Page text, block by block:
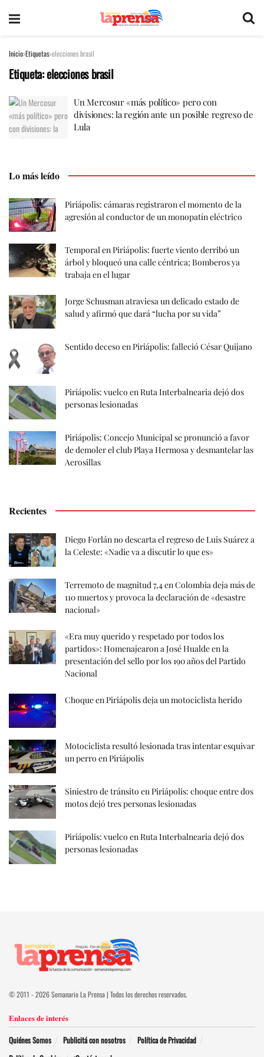
Inicio Etiquetas elecciones brasil
Etiqueta:elecciones brasil
Un Mercosur «más político» pero con
divisiones: la región ante un posible regreso de
Lula
Lo más leído
Piriápolis: cámaras registraron el momento de la
agresión al conductor de un monopatín eléctrico
Temporal en Piriápolis: fuerte viento derribó un
árbol y bloqueó una calle céntrica; Bomberos ya
trabaja en el lugar
Jorge Schusman atraviesa un delicado estado de
salud y afirmó que dará “lucha por su vida”
Sentido deceso en Piriápolis: falleció César Quijano
Piriápolis: vuelco en Ruta Interbalnearia dejó dos
personas lesionadas
Piriápolis: Concejo Municipal se pronunció a favor
de demoler el club Playa Hermosa y desmantelar las
Aerosillas
Recientes
Diego Forlán no descarta el regreso de Luis Suárez a
la Celeste: «Nadie va a discutir lo que es»
Terremoto de magnitud 7,4 en Colombia deja más de
110 muertos y provoca la declaración de «desastre
nacional»
«Era muy querido y respetado por todos los
partidos»: Homenajearon a José Hualde en la
presentación del sello por los 190 años del Partido
Nacional
Choque en Piriápolis deja un motociclista herido
Motociclista resultó lesionada tras intentar esquivar
un perro en Piriápolis
Siniestro de tránsito en Piriápolis: choque entre dos
motos dejó tres personas lesionadas
Piriápolis: vuelco en Ruta Interbalnearia dejó dos
personas lesionadas
© 2011 - 2026 Semanario La Prensa | Todos los derechos reservados.
Enlaces de interés
Quiénes Somos Publicitá con nosotros
Política de Privacidad